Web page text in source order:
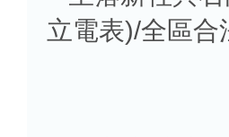
立電表)/全區